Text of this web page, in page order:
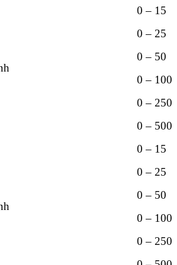
0 – 15
0 – 25
0 – 50
0 – 100
0 – 250
0 – 500
0 – 15
0 – 25
0 – 50
0 – 100
0 – 250